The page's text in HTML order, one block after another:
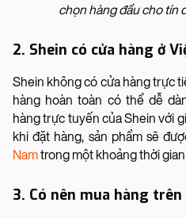
chọn hàng đầu cho tín
2. Shein có cửa hàng ở
Shein không có cửa hàng trực
hàng hoàn toàn có thể dễ
hàng trực tuyến của Shein với
khi đặt hàng, sản phẩm sẽ
Namtrong một khoảng thời
3. Có nên mua hàng trên